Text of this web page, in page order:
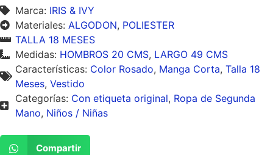
Marca: IRIS & IVY
Materiales: ALGODON, POLIESTER
TALLA 18 MESES
Medidas: HOMBROS 20 CMS, LARGO 49 CMS
Características: Color Rosado, Manga Corta, Talla 18
Meses, Vestido
Categorías: Con etiqueta original, Ropa de Segunda
Mano, Niños / Niñas
Compartir